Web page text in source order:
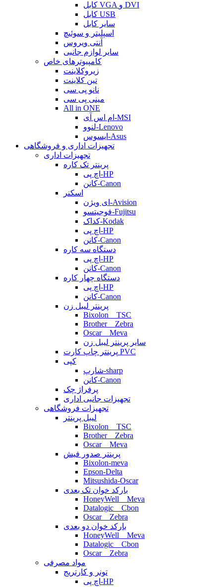
کابل VGA و DVI
کابل USB
سایر کابل
اسپلیتر و سوئیچ
آنتی ویروس
سایر لوازم جانبی
کامپیوترهای خاص
زیروکلاینت
تین کلاینت
نانو پی سی
مینی پی سی
All in ONE
ام اس آی-MSI
لنوو-Lenovo
ایسوس-Asus
تجهیزات اداری و فروشگاهی
تجهیزات اداری
پرینتر تک کاره
اچ پی-HP
کانن-Canon
اسکنر
ای ویژن-Avision
فوجیتسو-Fujitsu
کداک-Kodak
اچ پی-HP
کانن-Canon
دستگاه سه کاره
اچ پی-HP
کانن-Canon
دستگاه چهار کاره
اچ پی-HP
کانن-Canon
پرینتر لیبل زن
Bixolon _ TSC
Brother _ Zebra
Oscar _ Meva
سایر پرینتر لیبل زن
پرینتر چاپ کارت PVC
کپی
شارپ-sharp
کانن-Canon
پرفراژ چک
تجهیزات جانبی اداری
تجهیزات فروشگاهی
لیبل پرینتر
Bixolon _ TSC
Brother _ Zebra
Oscar _ Meva
پرینتر صدور فیش
Bixolon-meva
Epson-Delta
Mitsushida-Oscar
بارکد خوان تک بعدی
HoneyWell _ Meva
Datalogic _ Cbon
Oscar _ Zebra
بارکد خوان دو بعدی
HoneyWell _ Meva
Datalogic _ Cbon
Oscar _ Zebra
مواد مصرفی
تونر و کارتریج
اچ پی-HP